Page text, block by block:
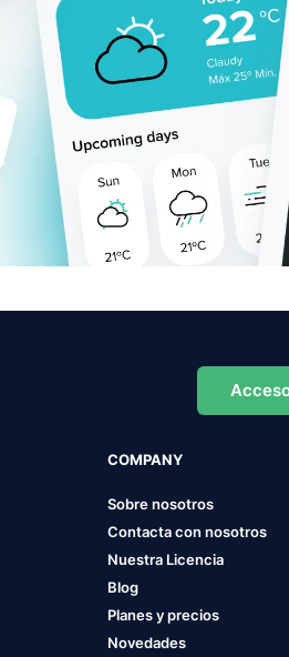
COMPANY
Sobre nosotros
Contacta con nosotros
Nuestra Licencia
Blog
Planes y precios
Novedades